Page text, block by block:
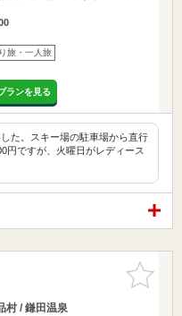
旅・一人旅
ランを見る
た。スキー場の駐車場から直行
円ですが、火曜日がレディース
お気に入
りに追加
村 / 鎌田温泉